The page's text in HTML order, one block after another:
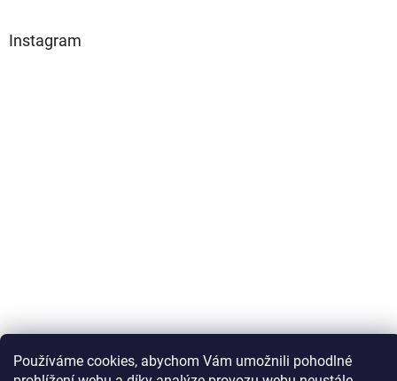
Používáme cookies, abychom Vám umožnili pohodlné
Instagram
Sledovat na Instagramu